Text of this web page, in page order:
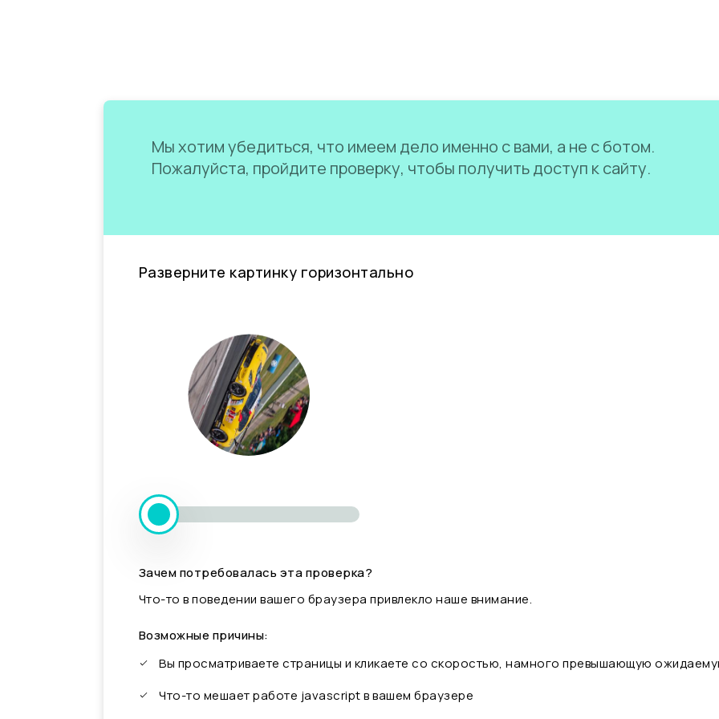
Мы хотим убедиться, что имеем дело именно с вами, а не с ботом.
Пожалуйста, пройдите проверку, чтобы получить доступ к сайту.
Разверните картинку горизонтально
Зачем потребовалась эта проверка?
Что-то в поведении вашего браузера привлекло наше внимание.
Возможные причины:
Вы просматриваете страницы и кликаете со скоростью, намного превышающую
Что-то мешает работе javascript в вашем браузере